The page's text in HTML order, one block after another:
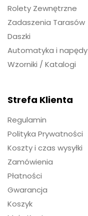
Rolety Zewnętrzne
Zadaszenia Tarasów
Daszki
Automatyka i napędy
Wzorniki / Katalogi
Strefa Klienta
Regulamin
Polityka Prywatności
Koszty i czas wysyłki
Zamówienia
Płatności
Gwarancja
Koszyk